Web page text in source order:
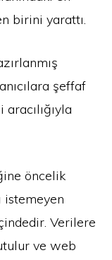
birini yarattı.
şeffaf
öncelik
istemeyen
Verilere
ve web